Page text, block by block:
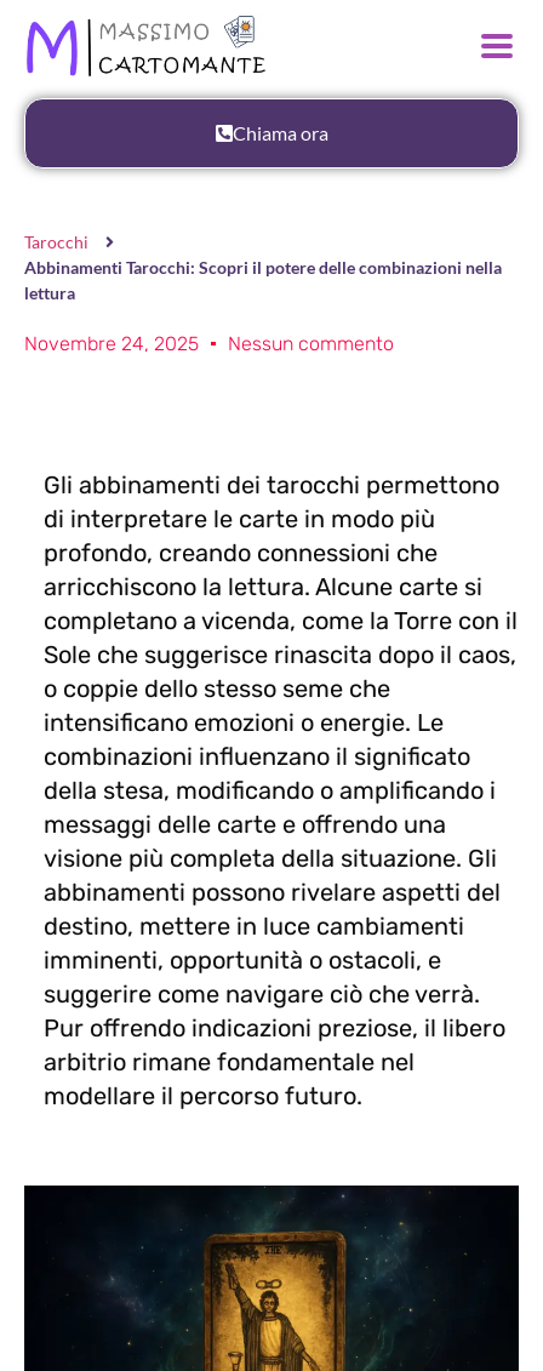
Chiama ora
Tarocchi
Abbinamenti Tarocchi: Scopri il potere delle combinazioni nella
lettura
Novembre 24, 2025 Nessun commento
Gli abbinamenti dei tarocchi permettono
di interpretare le carte in modo più
profondo, creando connessioni che
arricchiscono la lettura. Alcune carte si
completano a vicenda, come la Torre con il
Sole che suggerisce rinascita dopo il caos,
o coppie dello stesso seme che
intensificano emozioni o energie. Le
combinazioni influenzano il significato
della stesa, modificando o amplificando i
messaggi delle carte e offrendo una
visione più completa della situazione. Gli
abbinamenti possono rivelare aspetti del
destino, mettere in luce cambiamenti
imminenti, opportunità o ostacoli, e
suggerire come navigare ciò che verrà.
Pur offrendo indicazioni preziose, il libero
arbitrio rimane fondamentale nel
modellare il percorso futuro.